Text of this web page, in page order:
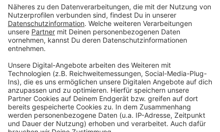
zu erhöhen. Erstmals wird in Leverkusen das
Seniorenradeln angeboten, bei dem die Polizei mit
Senioren gefährliche Strecken abfährt und berät. Der
Termin für das Seniorenradeln ist der 6. Mai 2025.
Anzeige
Mehr Nachrichten aus Leverkusen
Anzeige